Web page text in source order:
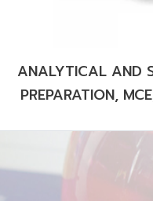
ANALYTICAL AND
PREPARATION,
NON STERILE)